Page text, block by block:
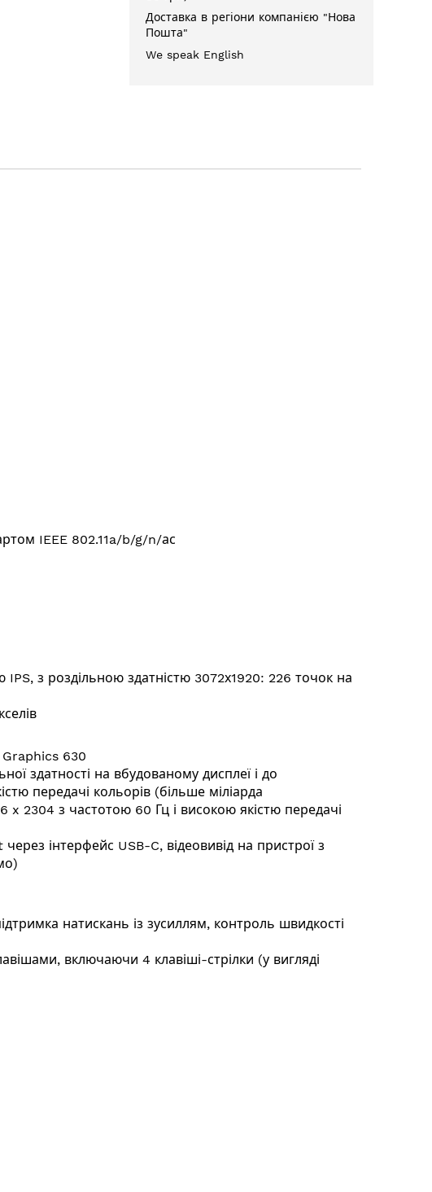
Доставка в регіони компанією "Нова
Пошта"
We speak English
IEEE 802.11a/b/g/n/ас
IPS, з роздільною здатністю 3072х1920: 226 точок на
630
здатності на вбудованому дисплеї і до
передачі кольорів (більше міліарда
60 Гц і високою якістю передачі
інтерфейс USB-C, відеовивід на пристрої з
натискань із зусиллям, контроль швидкості
включаючи 4 клавіші-стрілки (у вигляді